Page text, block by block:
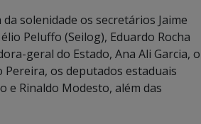
solenidade os secretários Jaime
Peluffo (Seilog), Eduardo Rocha
geral do Estado, Ana Ali Garcia, o
os deputados estaduais
e Rinaldo Modesto, além das